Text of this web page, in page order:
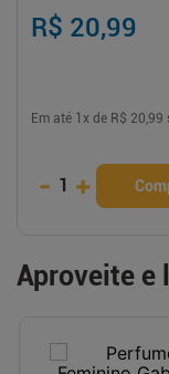
prolongada
R$ 20,99
Em até 1 x de R$ 20,99
- 1 +
Aproveite e